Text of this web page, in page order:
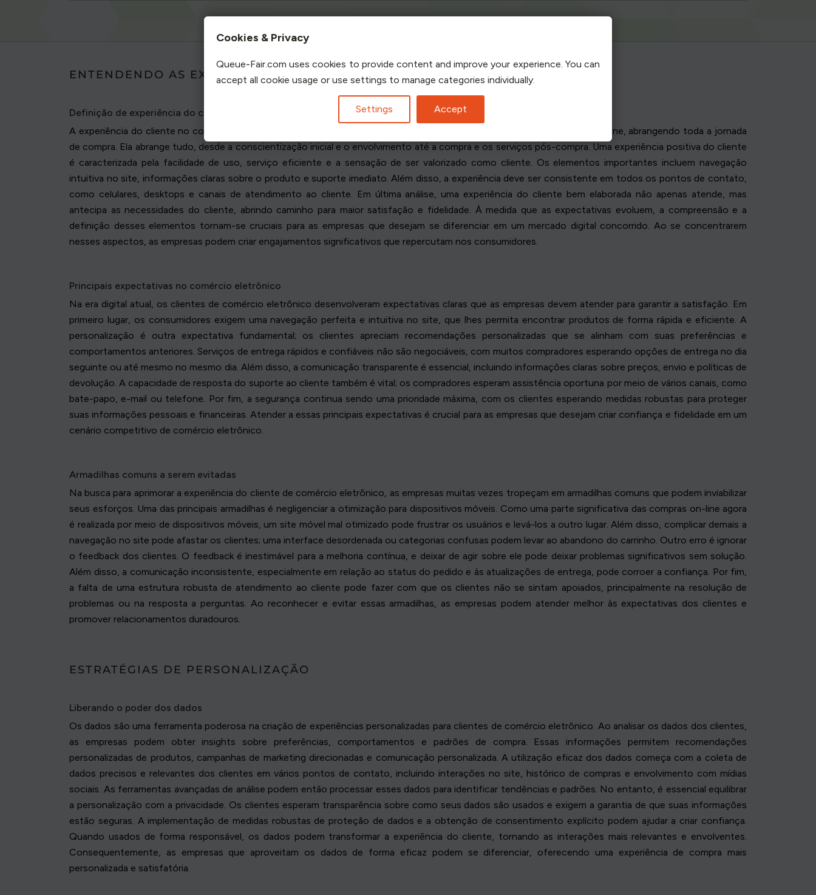
ENTENDENDO AS EXPECTATIVAS DOS CLIENTES
Definição de experiência do cliente
A experiência do cliente no comércio eletrônico refere-se à soma das interações que um cliente tem com uma marca on-line, abrangendo toda a jornada
de compra. Ela abrange tudo, desde a conscientização inicial e o envolvimento até a compra e os serviços pós-compra. Uma experiência positiva do cliente
é caracterizada pela facilidade de uso, serviço eficiente e a sensação de ser valorizado como cliente. Os elementos importantes incluem navegação
intuitiva no site, informações claras sobre o produto e suporte imediato. Além disso, a experiência deve ser consistente em todos os pontos de contato,
como celulares, desktops e canais de atendimento ao cliente. Em última análise, uma experiência do cliente bem elaborada não apenas atende, mas
antecipa as necessidades do cliente, abrindo caminho para maior satisfação e fidelidade. À medida que as expectativas evoluem, a compreensão e a
definição desses elementos tornam-se cruciais para as empresas que desejam se diferenciar em um mercado digital concorrido. Ao se concentrarem
nesses aspectos, as empresas podem criar engajamentos significativos que repercutam nos consumidores.
Principais expectativas no comércio eletrônico
Na era digital atual, os clientes de comércio eletrônico desenvolveram expectativas claras que as empresas devem atender para garantir a satisfação. Em
primeiro lugar, os consumidores exigem uma navegação perfeita e intuitiva no site, que lhes permita encontrar produtos de forma rápida e eficiente. A
personalização é outra expectativa fundamental; os clientes apreciam recomendações personalizadas que se alinham com suas preferências e
comportamentos anteriores. Serviços de entrega rápidos e confiáveis não são negociáveis, com muitos compradores esperando opções de entrega no dia
seguinte ou até mesmo no mesmo dia. Além disso, a comunicação transparente é essencial, incluindo informações claras sobre preços, envio e políticas de
devolução. A capacidade de resposta do suporte ao cliente também é vital; os compradores esperam assistência oportuna por meio de vários canais, como
bate-papo, e-mail ou telefone. Por fim, a segurança continua sendo uma prioridade máxima, com os clientes esperando medidas robustas para proteger
suas informações pessoais e financeiras. Atender a essas principais expectativas é crucial para as empresas que desejam criar confiança e fidelidade em um
cenário competitivo de comércio eletrônico.
Armadilhas comuns a serem evitadas
Na busca para aprimorar a experiência do cliente de comércio eletrônico, as empresas muitas vezes tropeçam em armadilhas comuns que podem inviabilizar
seus esforços. Uma das principais armadilhas é negligenciar a otimização para dispositivos móveis. Como uma parte significativa das compras on-line agora
é realizada por meio de dispositivos móveis, um site móvel mal otimizado pode frustrar os usuários e levá-los a outro lugar. Além disso, complicar demais a
navegação no site pode afastar os clientes; uma interface desordenada ou categorias confusas podem levar ao abandono do carrinho. Outro erro é ignorar
o feedback dos clientes. O feedback é inestimável para a melhoria contínua, e deixar de agir sobre ele pode deixar problemas significativos sem solução.
Além disso, a comunicação inconsistente, especialmente em relação ao status do pedido e às atualizações de entrega, pode corroer a confiança. Por fim,
a falta de uma estrutura robusta de atendimento ao cliente pode fazer com que os clientes não se sintam apoiados, principalmente na resolução de
problemas ou na resposta a perguntas. Ao reconhecer e evitar essas armadilhas, as empresas podem atender melhor às expectativas dos clientes e
promover relacionamentos duradouros.
ESTRATÉGIAS DE PERSONALIZAÇÃO
Liberando o poder dos dados
Os dados são uma ferramenta poderosa na criação de experiências personalizadas para clientes de comércio eletrônico. Ao analisar os dados dos clientes,
as empresas podem obter insights sobre preferências, comportamentos e padrões de compra. Essas informações permitem recomendações
personalizadas de produtos, campanhas de marketing direcionadas e comunicação personalizada. A utilização eficaz dos dados começa com a coleta de
dados precisos e relevantes dos clientes em vários pontos de contato, incluindo interações no site, histórico de compras e envolvimento com mídias
sociais. As ferramentas avançadas de análise podem então processar esses dados para identificar tendências e padrões. No entanto, é essencial equilibrar
a personalização com a privacidade. Os clientes esperam transparência sobre como seus dados são usados e exigem a garantia de que suas informações
estão seguras. A implementação de medidas robustas de proteção de dados e a obtenção de consentimento explícito podem ajudar a criar confiança.
Quando usados de forma responsável, os dados podem transformar a experiência do cliente, tornando as interações mais relevantes e envolventes.
Consequentemente, as empresas que aproveitam os dados de forma eficaz podem se diferenciar, oferecendo uma experiência de compra mais
personalizada e satisfatória.
Cookies & Privacy
Queue-Fair.com uses cookies to provide content and improve your experience. You can
accept all cookie usage or use settings to manage categories individually.
Settings Accept